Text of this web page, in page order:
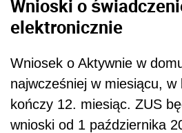
Wnioski o
elektronicznie
Wniosek o Aktywnie w
najwcześniej w miesiącu,
kończy 12. miesiąc. ZUS
wnioski od 1 października